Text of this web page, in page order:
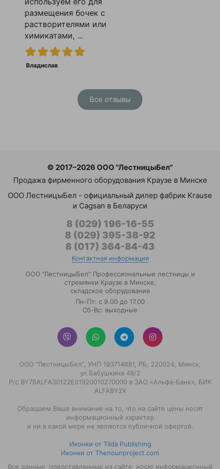
размещения бочек с
растворителями или
химикатами, ...
Владислав
Все отзывы
© 2017–2026 ООО "ЛестницыБел"
Продажа фирменного оборудования Краузе в Минске
ООО ЛестницыБел - официальный дилер фабрик Krause
и Cagsan в Беларуси
8 (029) 196-16-55
8 (029) 395-38-92
8 (017) 364-84-43
Контактная информация
ООО "ЛестницыБел" Профессиональные лестницы и
стремянки Краузе в Минске
складское оборудование
Пн-Пт: с 9.00 до 17.00
Сб-Вс: выходные
ООО “ЛестницыБел”, УНП 193714681, РБ, 220024, Минск,
ул.Бабушкина 48/2
Р/с BY78ALFA30122E01920010270000 в ЗАО «Альфа-Банк», БИК
ALFABY2X
Обращаем Ваше внимание на то, что на сайте цены носят
информационный характер
и ни в какой мере не являются публичной офертой.
Иконки от Tilda Publishing
Иконки от Thenounproject.com
Все данные, представленные на сайте, носят информационный